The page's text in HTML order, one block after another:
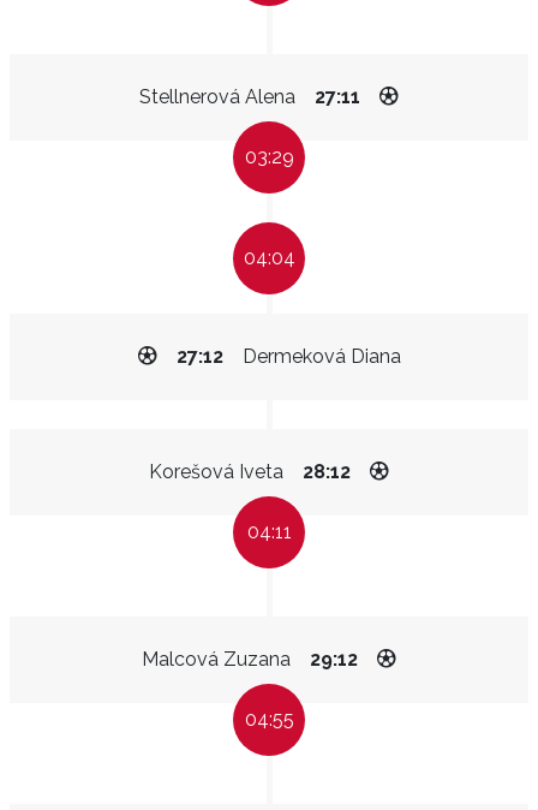
Stellnerová Alena 27:11
03:29
04:04
Dermeková Diana
27:12
Korešová Iveta 28:12
04:11
Malcová Zuzana 29:12
04:55